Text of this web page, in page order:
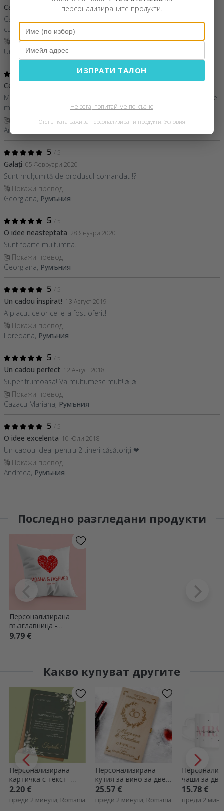
Calitate foarte bună! 26 Септември 2020
Calitatea foarte bună a materialului, a venit destul de repede prin
curier. Sunt mulțumit!
Покажи превод
Ungureanasu Gabriel,
Cel mai frumos cadou.
Mulțumesc din suflet,pentru minunăția de pernuță îmi place foarte
mult,sunteți o firma serioasa!Va mulțumesc!?
Покажи превод
Amalia,
5 / 5
Galați 05 Февруари 2020
Sunt mulțumită de produsul comandat !?
Покажи превод
Georgiana, Румъния
5 / 5
O idee neasteptata 28 Януари 2020
Sunt foarte multumita.
Покажи превод
Georgiana, Румъния
5 / 5
Un cadou inspirat! 13 Август 2019
A placut celor ce le-a fost oferit!
Покажи превод
Loredana, Румъния
5 / 5
Un cadou perfect 12 Август 2018
Super frumoasa! Va multumesc mult!☺️☺️
Покажи превод
Cazacu Mariana, Румъния
5 / 5
O idee excelenta 10 Юли 2018
Un cadou ideal pentru 2 tineri căsătoriți ❤
Покажи превод
Andreea, Румъния
Последно разгледани продукти
Персонализирана
възглавница -
Геометрично сърце
9.79 €
Какво купуват другите
Персонализирана
кутия за вино за две
бутилки с текст - Casa
de piatra
25.57 €
преди 2 минути, Romania
Персонализирани
чаши за двойки с
текст и дата - MRS &
MR - модел с дръжка
във формата на
15.78 €
преди 2 минути, Romania
пенливо
- Casa de
15.98 €
преди 2
персонализираните продукти.
ИЗПРАТИ ТАЛОН
Не сега, попитай ме по-късно
Отстъпката важи за персонализирани продукти. Условия